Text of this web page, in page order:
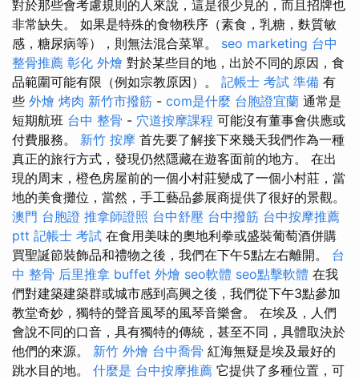
對於那些會考慮規則的人來說，這是很少見的，而且招牌也
非常缺失。 如果是特殊的食物秩序（素食，乳糖，麩質敏
感，糖尿病等），則無法混合菜單。 seo marketing 台中
整骨推薦 彰化 外燴 對於某些目的地，出於不同的原因，食
品範圍可能有限（例如宗教原因）。 記帳士 考試 準備 有
些 外燴 烤肉 新竹市撥筋 - com是什麼 台胞證宜蘭 通常是
短期航班 台中 整骨 - 穴道按摩課程 可能沒有董事會供應或
付費服務。 新竹 按摩 首先要了解接下來幾天我們作為一種
真正的旅行方式，發現仍然隱藏在遊客面前的地方。 在出
現的周末，橙色房屋前的一個小村莊變成了一個小村莊，當
地的美食攤位，當然，手工藝品參展商提供了很好的景觀。
澳門 台胞證 推拿師證照 台中舒壓 台中撥筋 台中按摩推薦
ptt 記帳士 考試 在食用美味的奧地利拳或盛裝葡萄酒併購
買聖誕節裝飾品和禮物之後，我們在下午5點左右離開。 台
中 整骨 后里推拿 buffet 外燴 seo軟體 seo點擊軟體 在我
們對建築建築群或城市感到高興之後，我們從下午3點參加
教堂奇妙，獨特的聲音風琴的風琴音樂會。 在埃及，人們
會說不同的口音，具有獨特的傳統，甚至不同，具體取決於
他們的來源。 新竹 外燴 台中喬骨 紅海無疑是埃及最好的
跳水目的地。 什麼是 台中按摩推薦 它提供了多種位置，可